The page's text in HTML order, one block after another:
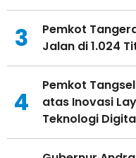
3
Pemkot
Jalan di 1.024
4
Pemkot
atas Inovasi
Teknologi